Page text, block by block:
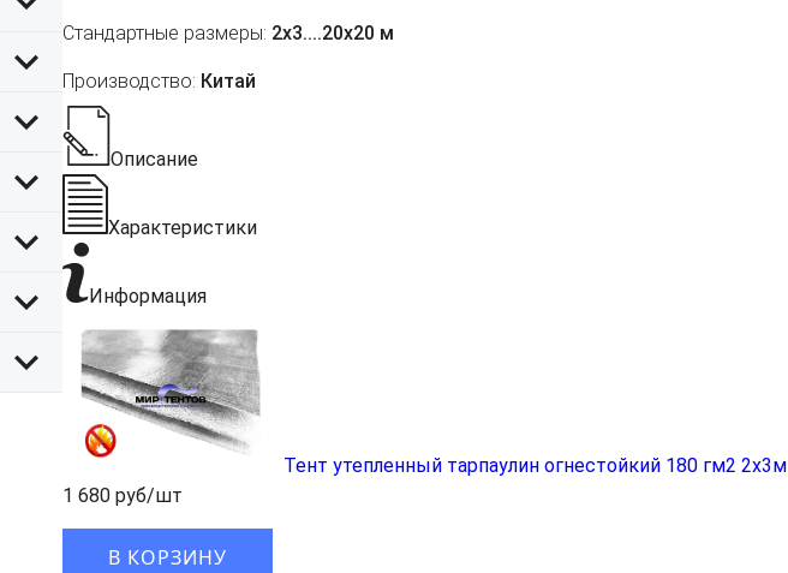
Стандартные размеры: 2х3....20х20 м
Производство: Китай
Описание
Характеристики
Информация
Тент утепленный тарпаулин огнестойкий 180 гм2 2x3м
1 680 руб/шт
В КОРЗИНУ